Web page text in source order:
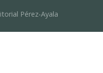
Pérez-Ayala